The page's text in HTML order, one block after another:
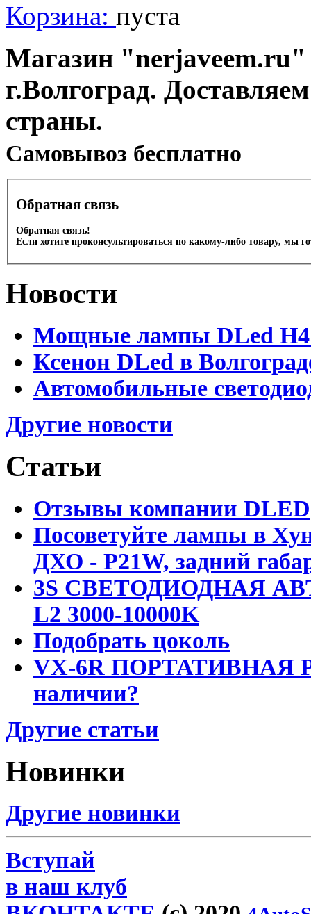
Корзина: пуста
Магазин "nerjaveem.ru"
г.Волгоград.
страны.
Cамовывоз бесплатно
Обратная связь
Обратная связь!
Если хотите проконсультироваться по какому-либо товару, мы
Новости
Мощные лампы DLed H4
Ксенон DLed в
Автомобильные
Другие новости
Статьи
Отзывы компании DLED
Посоветуйте лампы в
ДХО - P21W, задний
3S СВЕТОДИОДНАЯ
L2 3000-10000K
Подобрать цоколь
VX-6R ПОРТАТИВНАЯ
наличии?
Другие статьи
Новинки
Другие новинки
Вступай
в наш клуб